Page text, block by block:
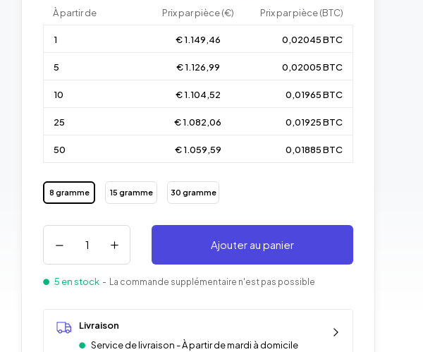
À partir de Prix par pièce (€) Prix par pièce (BTC)
1 € 1.149,46 0,02045 BTC
5 € 1.126,99 0,02005 BTC
10 € 1.104,52 0,01965 BTC
25 € 1.082,06 0,01925 BTC
50 € 1.059,59 0,01885 BTC
8 gramme 15 gramme 30 gramme
Ajouter au panier
5 en stock - La commande supplémentaire n'est pas possible
Livraison
Service de livraison - À partir de mardi à domicile